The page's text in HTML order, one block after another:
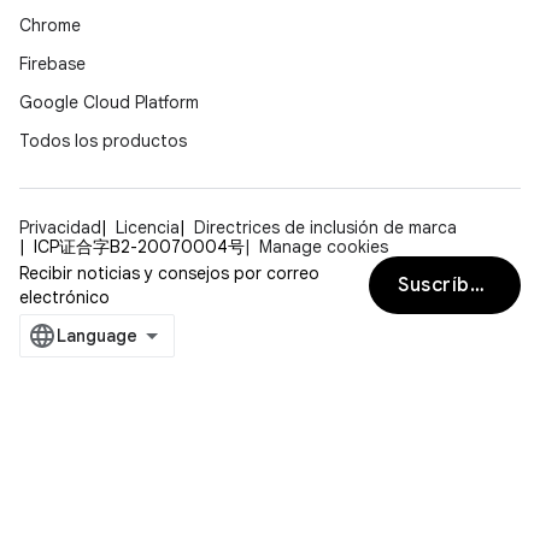
Chrome
Firebase
Google Cloud Platform
Todos los productos
Privacidad Licencia
Directrices de inclusión de marca
ICP证合字B2-20070004号
Manage cookies
Recibir noticias y consejos por correo
electrónico
Suscríbete